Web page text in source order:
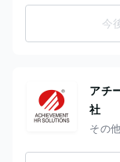
今
アチ
社
その